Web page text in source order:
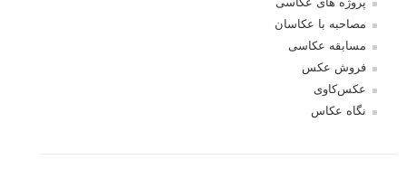
مصاحبه با عکاسان
مسابقه عکاسی
فروش عکس
عکس‌کاوی
نگاه عکاس